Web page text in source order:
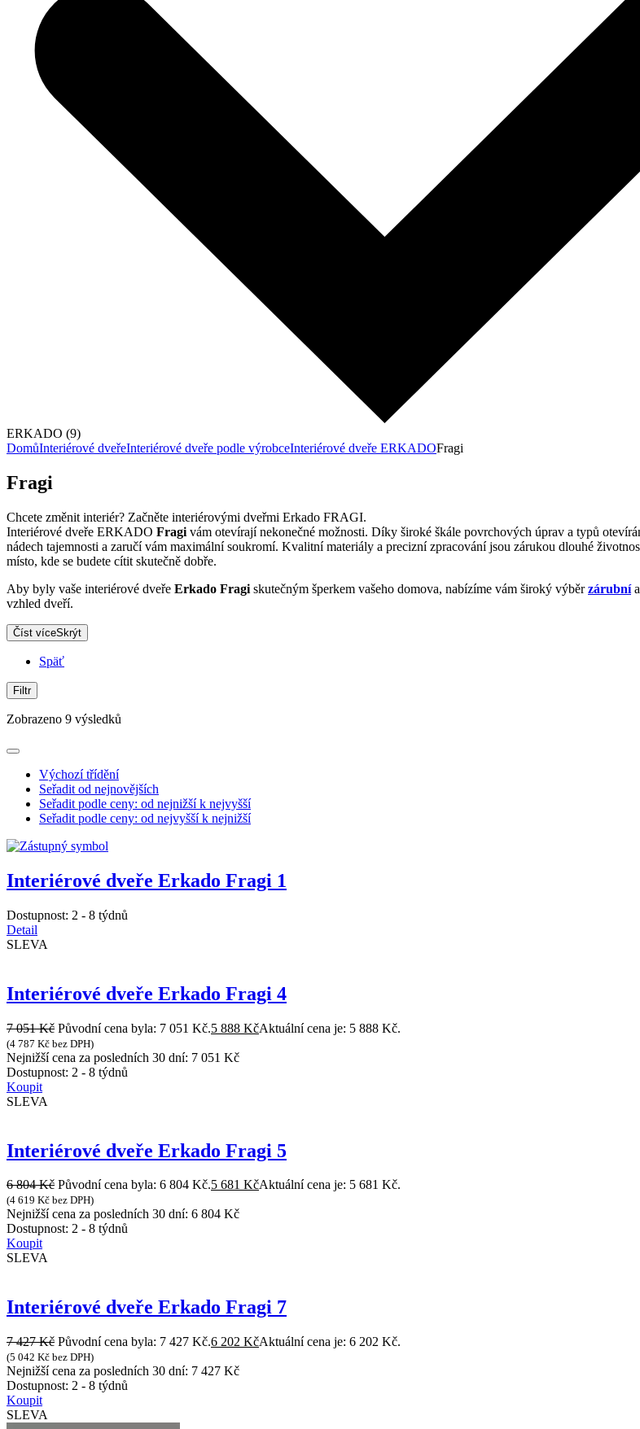
ERKADO (9)
DomůInteriérové dveřeInteriérové dveře podle výrobceInteriérové dveře ERKADOFragi
Fragi
Chcete změnit interiér? Začněte interiérovými dveřmi Erkado FRAGI.
Interiérové dveře ERKADO Fragi vám otevírají nekonečné možnosti. Díky široké škále povrchových úprav a typů
nádech tajemnosti a zaručí vám maximální soukromí. Kvalitní materiály a precizní zpracování jsou zárukou dlouhé
místo, kde se budete cítit skutečně dobře.
Aby byly vaše interiérové dveře Erkado Fragi skutečným šperkem vašeho domova, nabízíme vám široký výběrzárubní a
vzhled dveří.
Číst víceSkrýt
Späť
Filtr
Zobrazeno 9 výsledků
Výchozí třídění
Seřadit od nejnovějších
Seřadit podle ceny: od nejnižší k nejvyšší
Seřadit podle ceny: od nejvyšší k nejnižší
Interiérové dveře Erkado Fragi 1
Dostupnost: 2 - 8 týdnů
Detail
SLEVA
Interiérové dveře Erkado Fragi 4
7 051Kč Původní cena byla: 7 051 Kč.5 888 KčAktuální cena je: 5 888 Kč.
(4 787 Kč bez DPH)
Nejnižší cena za posledních 30 dní: 7 051 Kč
Dostupnost: 2 - 8 týdnů
Koupit
SLEVA
Interiérové dveře Erkado Fragi 5
6 804Kč Původní cena byla: 6 804 Kč.5 681 KčAktuální cena je: 5 681 Kč.
(4 619 Kč bez DPH)
Nejnižší cena za posledních 30 dní: 6 804 Kč
Dostupnost: 2 - 8 týdnů
Koupit
SLEVA
Interiérové dveře Erkado Fragi 7
7 427Kč Původní cena byla: 7 427 Kč.6 202 KčAktuální cena je: 6 202 Kč.
(5 042 Kč bez DPH)
Nejnižší cena za posledních 30 dní: 7 427 Kč
Dostupnost: 2 - 8 týdnů
Koupit
SLEVA